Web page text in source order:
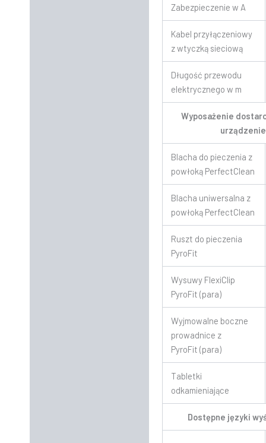
Zabezpieczenie w A
Kabel przyłączeniowy
z wtyczką sieciową
Długość przewodu
elektrycznego w m
Wyposażenie
Blacha do pieczenia z
powłoką PerfectClean
Blacha uniwersalna z
powłoką PerfectClean
Ruszt do pieczenia
PyroFit
Wysuwy FlexiClip
PyroFit (para)
Wyjmowalne boczne
prowadnice z
PyroFit (para)
Tabletki
odkamieniające
Dostępne języki